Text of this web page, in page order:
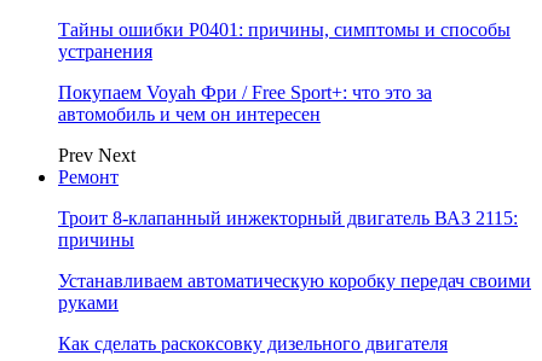
Тайны ошибки P0401: причины, симптомы и способы
устранения
Покупаем Voyah Фри / Free Sport+: что это за
автомобиль и чем он интересен
Prev Next
Ремонт
Троит 8-клапанный инжекторный двигатель ВАЗ 2115:
причины
Устанавливаем автоматическую коробку передач своими
руками
Как сделать раскоксовку дизельного двигателя